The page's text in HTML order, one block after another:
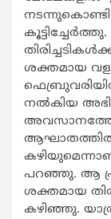
ശക്തമായ
നല്‍കിയ
ആഘാതത്തില്‍
പറഞ്ഞു. ആ
ശക്തമായ
കഴിഞ്ഞു.